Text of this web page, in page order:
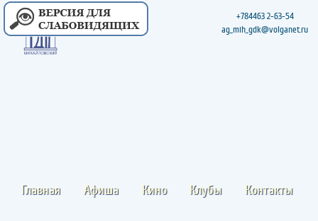
+784463 2-63-54
ag_mih_gdk@volganet.ru
Главная Афиша Кино Клубы Контакты